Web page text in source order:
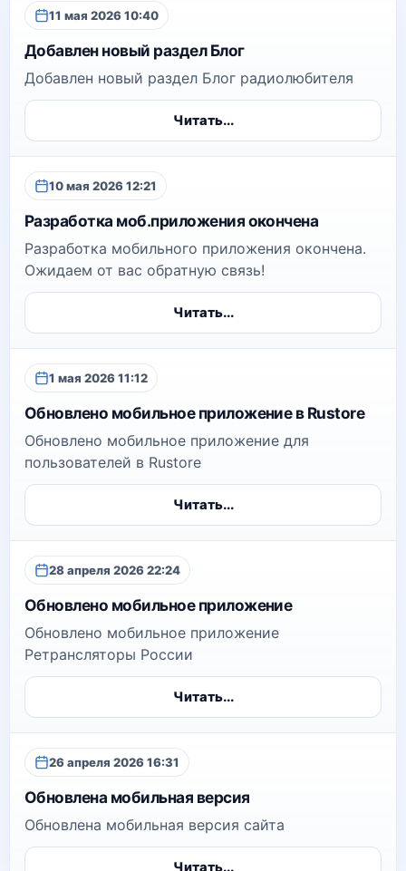
11 мая 2026 10:40
Добавлен новый раздел Блог
Добавлен новый раздел Блог радиолюбителя
Читать...
10 мая 2026 12:21
Разработка моб.приложения окончена
Разработка мобильного приложения окончена.
Ожидаем от вас обратную связь!
Читать...
1 мая 2026 11:12
Обновлено мобильное приложение в Rustore
Обновлено мобильное приложение для
пользователей в Rustore
Читать...
28 апреля 2026 22:24
Обновлено мобильное приложение
Обновлено мобильное приложение
Ретрансляторы России
Читать...
26 апреля 2026 16:31
Обновлена мобильная версия
Обновлена мобильная версия сайта
Читать...